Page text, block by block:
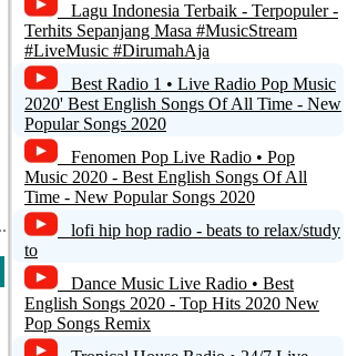
Radio ZENIT - 100.7 FM
Radio Ideal 99.5 FM
Lagu Indonesia Terbaik - Terpopuler -
Terhits Sepanjang Masa #MusicStream
#LiveMusic #DirumahAja
Best Radio 1 • Live Radio Pop Music
2020' Best English Songs Of All Time - New
Popular Songs 2020
Fenomen Pop Live Radio • Pop
Music 2020 - Best English Songs Of All
Time - New Popular Songs 2020
lofi hip hop radio - beats to relax/study
to
Dance Music Live Radio • Best
English Songs 2020 - Top Hits 2020 New
Pop Songs Remix